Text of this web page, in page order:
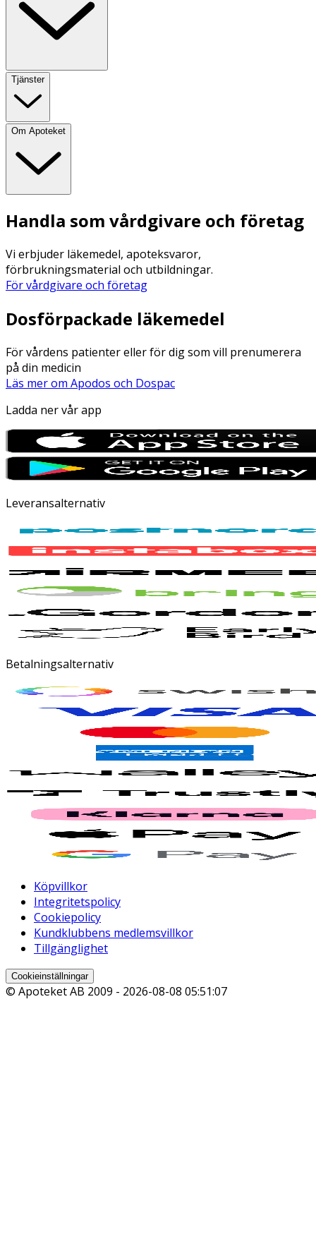
Tjänster
Om Apoteket
Handla som vårdgivare och företag
Vi erbjuder läkemedel, apoteksvaror,
förbrukningsmaterial och utbildningar.
För vårdgivare och företag
Dosförpackade läkemedel
För vårdens patienter eller för dig som vill prenumerera
på din medicin
Läs mer om Apodos och Dospac
Ladda ner vår app
Leveransalternativ
Betalningsalternativ
Köpvillkor
Integritetspolicy
Cookiepolicy
Kundklubbens medlemsvillkor
Tillgänglighet
Cookieinställningar
© Apoteket AB 2009 - 2026-08-08 05:51:07